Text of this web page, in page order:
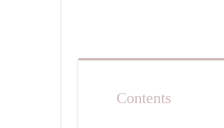
Contents